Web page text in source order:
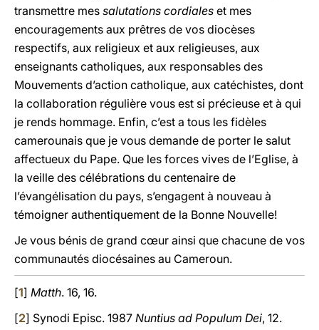
transmettre mes salutations cordiales et mes
encouragements aux prêtres de vos diocèses
respectifs, aux religieux et aux religieuses, aux
enseignants catholiques, aux responsables des
Mouvements d’action catholique, aux catéchistes, dont
la collaboration régulière vous est si précieuse et à qui
je rends hommage. Enfin, c’est a tous les fidèles
camerounais que je vous demande de porter le salut
affectueux du Pape. Que les forces vives de l’Eglise, à
la veille des célébrations du centenaire de
l’évangélisation du pays, s’engagent à nouveau à
témoigner authentiquement de la Bonne Nouvelle!
Je vous bénis de grand cœur ainsi que chacune de vos
communautés diocésaines au Cameroun.
[1] Matth. 16, 16.
[2] Synodi Episc. 1987 Nuntius ad Populum Dei, 12.